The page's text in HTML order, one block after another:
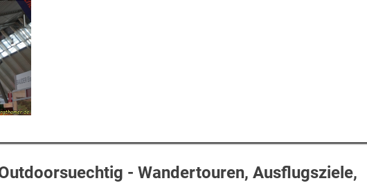
- Wandertouren, Ausflugsziele,